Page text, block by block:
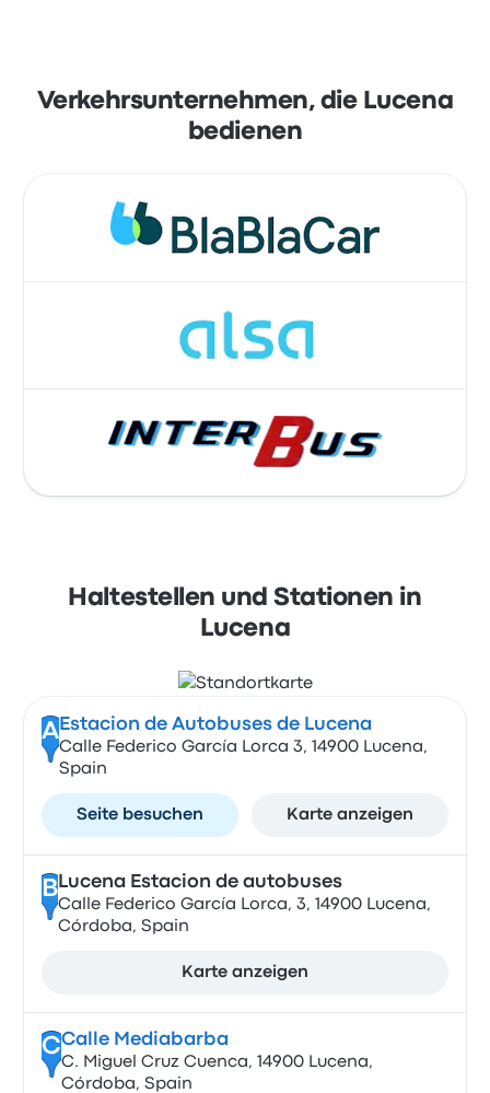
Verkehrsunternehmen, die Lucena
bedienen
Haltestellen und Stationen in
Lucena
A Estacion de Autobuses de Lucena
Calle Federico García Lorca 3, 14900 Lucena,
Spain
Seite besuchen Karte anzeigen
B Lucena Estacion de autobuses
Calle Federico García Lorca, 3, 14900 Lucena,
Córdoba, Spain
Karte anzeigen
CCalle Mediabarba
C. Miguel Cruz Cuenca, 14900 Lucena,
Córdoba, Spain